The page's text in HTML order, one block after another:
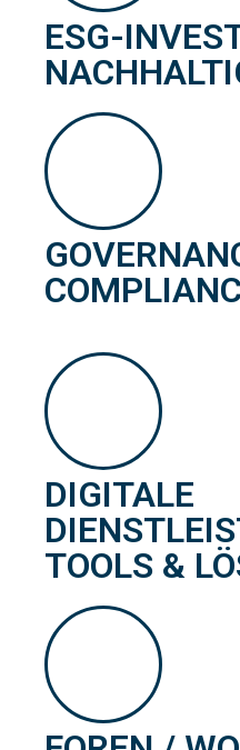
ESG-
DIGITALE
TOOLS &